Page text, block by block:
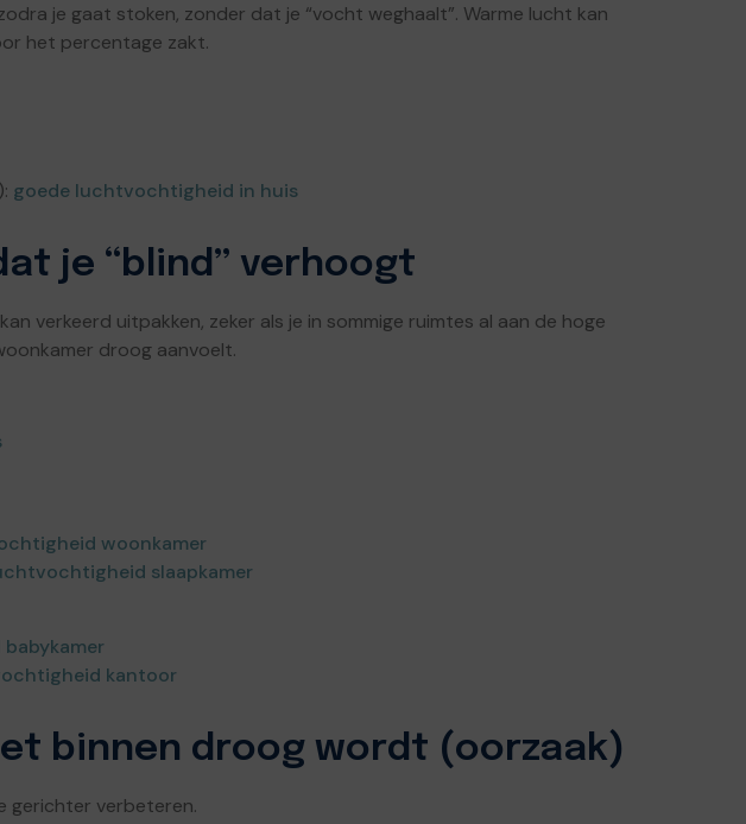
je gaat stoken, zonder dat je “vocht weghaalt”. Warme lucht kan
het percentage zakt.
goede luchtvochtigheid in huis
je “blind” verhoogt
verkeerd uitpakken, zeker als je in sommige ruimtes al aan de hoge
droog aanvoelt.
woonkamer
slaapkamer
kantoor
binnen droog wordt (oorzaak)
gerichter verbeteren.